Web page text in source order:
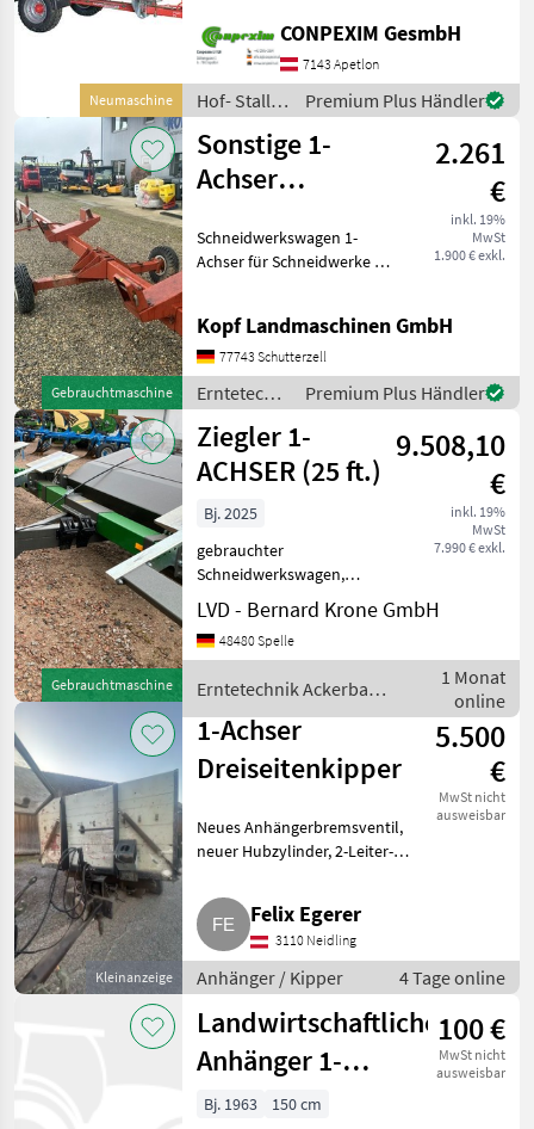
Neumaschine
mechanisch, 2"-Anschluß,
Reifen 400/60*15, 5,
1Schwallbleche inn
CONPEXIM GesmbH
7143 Apetlon
Hof- Stall-
und
Weidetechnik
/ Sonstige
Premium Plus Händler
Gebrauchtmaschine
Sonstige 1-
Achser
bis 5,10 m
2.261
€
inkl. 19%
MwSt
1.900 € exkl.
Schneidwerkswagen 1-
Achser für Schneidwerke bis
lediglich um eine Anzeige,
die zu
Informationszwecken dient.
Der
Kopf Landmaschinen GmbH
77743 Schutterzell
Erntetechnik
Ackerbau /
Sonstige
Premium Plus Händler
Gebrauchtmaschine
Ziegler 1-
ACHSER (25 ft.)
9.508,10
€
inkl. 19%
MwSt
7.990 € exkl.
Bj. 2025
gebrauchter
Schneidwerkswagen,
Ziegler Carrier, 1-Achser, zu
John Deere SW 625X / 725X,
7, 60m, 30 km/h, Auflauf-
Werkzeugkiste,
Rundumleuc
LVD - Bernard Krone GmbH
48480 Spelle
Erntetechnik Ackerbau /
Ziegler
1 Monat
online
Kleinanzeige
1-Achser
Dreiseitenkipper
5.500
€
MwSt nicht
ausweisbar
Neues Anhängerbremsventil,
neuer Hubzylinder, 2-Leiter-
Anhänger Kipper
Felix Egerer
3110 Neidling
Anhänger / Kipper 4 Tage online
Landwirtschaftliche
Anhänger 1-
Achser und 2-
100 €
MwSt nicht
ausweisbar
Bj. 1963
150 cm